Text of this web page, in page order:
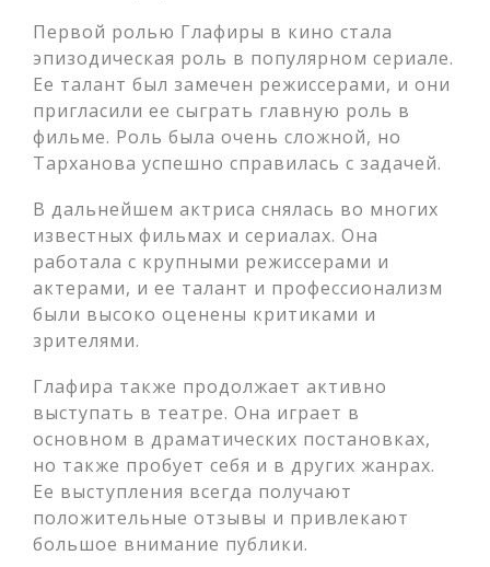
Первой ролью Глафиры в кино стала
эпизодическая роль в популярном сериале.
Ее талант был замечен режиссерами, и они
пригласили ее сыграть главную роль в
фильме. Роль была очень сложной, но
Тарханова успешно справилась с задачей.
В дальнейшем актриса снялась во многих
известных фильмах и сериалах. Она
работала с крупными режиссерами и
актерами, и ее талант и профессионализм
были высоко оценены критиками и
зрителями.
Глафира также продолжает активно
выступать в театре. Она играет в
основном в драматических постановках,
но также пробует себя и в других жанрах.
Ее выступления всегда получают
положительные отзывы и привлекают
большое внимание публики.